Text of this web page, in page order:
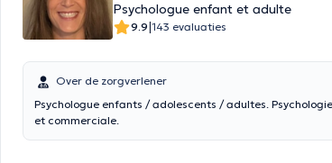
Psychologue enfant et adulte
9.9|143 evaluaties
Over de zorgverlener
Psychologue enfants / adolescents / adultes.
et commerciale.